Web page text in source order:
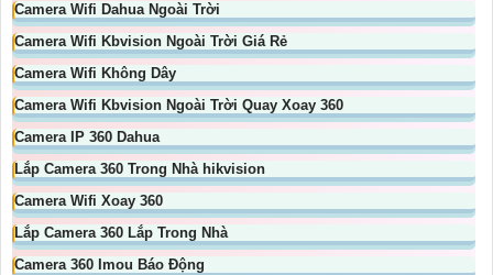
Camera Wifi Dahua Ngoài Trời
Camera Wifi Kbvision Ngoài Trời Giá Rẻ
Camera Wifi Không Dây
Camera Wifi Kbvision Ngoài Trời Quay Xoay 360
Camera IP 360 Dahua
Lắp Camera 360 Trong Nhà hikvision
Camera Wifi Xoay 360
Lắp Camera 360 Lắp Trong Nhà
Camera 360 Imou Báo Động